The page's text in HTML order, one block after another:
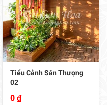
Tiểu Cảnh Sân Thượng
02
0 ₫